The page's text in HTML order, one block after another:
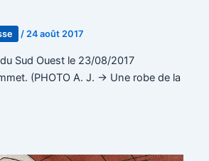
/24 août 2017
Sud Ouest le 23/08/2017
(PHOTO A. J. -> Une robe de la